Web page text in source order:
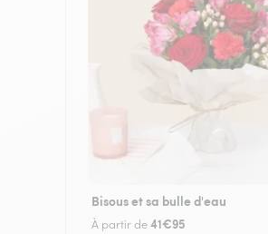
Bisous et sa bulle d'eau
À partir de41€95